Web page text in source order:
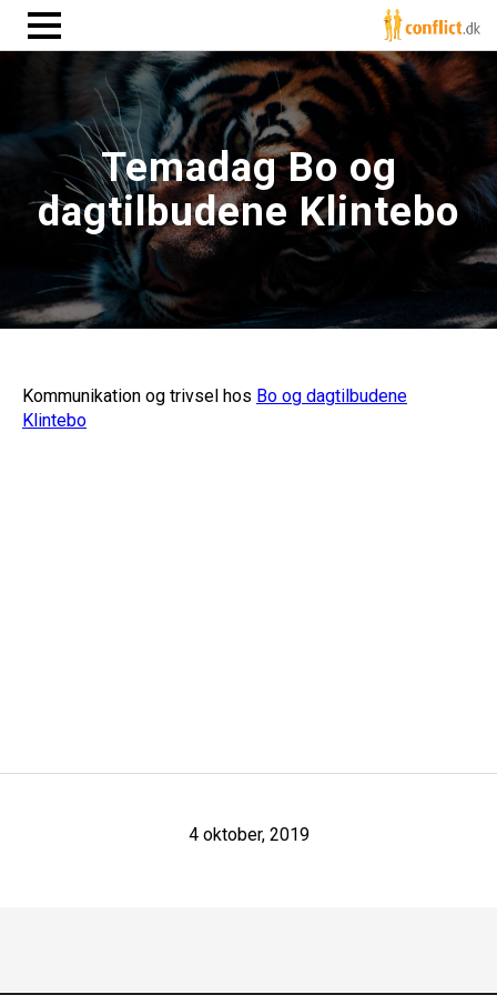
Temadag Bo og
dagtilbudene Klintebo
Kommunikation og trivsel hos Bo og dagtilbudene
Klintebo
4 oktober, 2019